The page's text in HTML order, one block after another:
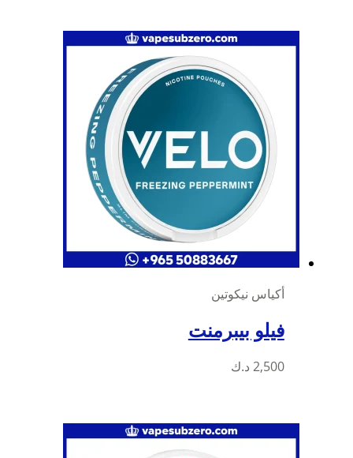
الأشكال
المختلفة
لهذا
اختيار
الخيارات
على
المنتج
أكياس نيكوتين
فيلو بيبرمنت
2,500 د.ك
الأشكال
المختلفة